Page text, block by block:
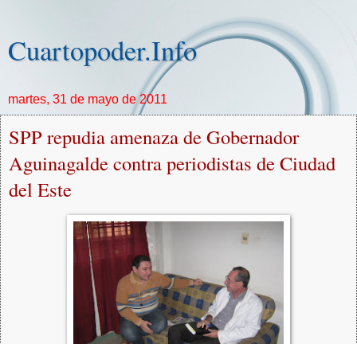
Cuartopoder.Info
martes, 31 de mayo de 2011
SPP repudia amenaza de Gobernador
Aguinagalde contra periodistas de Ciudad
del Este